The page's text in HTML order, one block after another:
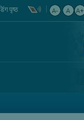
पृष्ठ